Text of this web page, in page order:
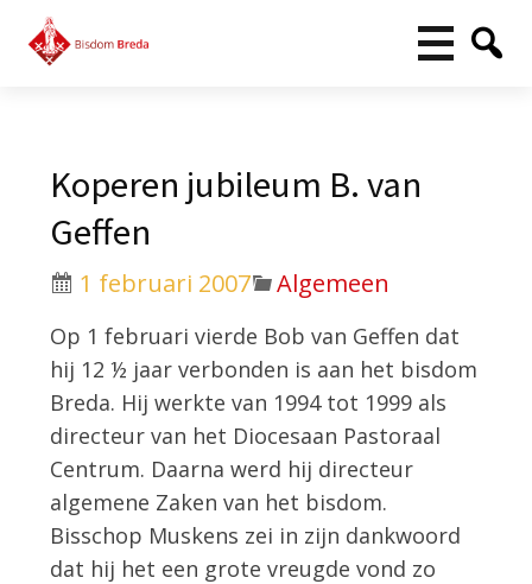
Koperen jubileum B. van
Geffen
1 februari 2007 Algemeen
Op 1 februari vierde Bob van Geffen dat
hij 12 ½ jaar verbonden is aan het bisdom
Breda. Hij werkte van 1994 tot 1999 als
directeur van het Diocesaan Pastoraal
Centrum. Daarna werd hij directeur
algemene Zaken van het bisdom.
Bisschop Muskens zei in zijn dankwoord
dat hij het een grote vreugde vond zo